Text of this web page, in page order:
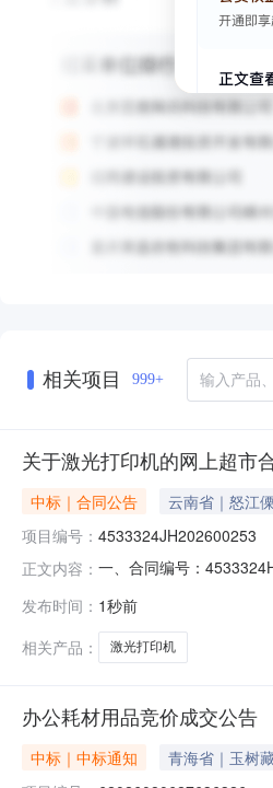
相关项目 999+
关于激光打印机的网上超市
中标｜合同公告
云南省｜怒江
项目编号： 4533324JH202600253
正文内容： 一、合同编号：
行地址：云南省怒江傈
发布时间： 1秒前
相关产品：
激光打印机
办公耗材用品竞价成交公告
中标｜中标通知 青海省｜玉树